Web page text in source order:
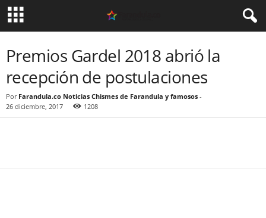
Premios Gardel 2018 abrió la
recepción de postulaciones
Por Farandula.co Noticias Chismes de Farandula y famosos -
26 diciembre, 2017
1208